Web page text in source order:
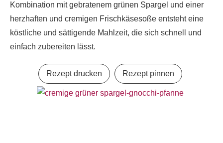
Kombination mit gebratenem grünen Spargel und einer
herzhaften und cremigen Frischkäsesoße entsteht eine
köstliche und sättigende Mahlzeit, die sich schnell und
einfach zubereiten lässt.
Rezept drucken Rezept pinnen